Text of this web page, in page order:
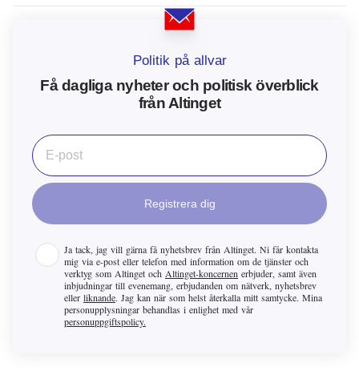
Politik på allvar
Få dagliga nyheter och politisk överblick
från Altinget
Registrera dig
Ja tack, jag vill gärna få nyhetsbrev från Altinget. Ni får kontakta
mig via e-post eller telefon med information om de tjänster och
verktyg som Altinget och Altinget-koncernen erbjuder, samt även
inbjudningar till evenemang, erbjudanden om nätverk, nyhetsbrev
eller liknande. Jag kan när som helst återkalla mitt samtycke. Mina
personupplysningar behandlas i enlighet med vår
personuppgiftspolicy.